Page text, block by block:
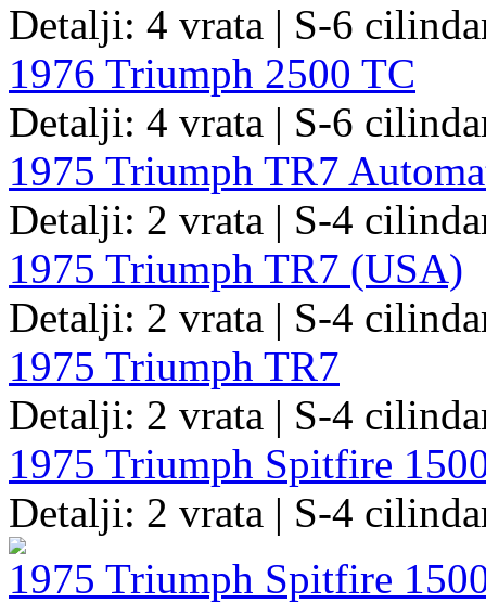
Detalji: 4 vrata | S-6
1976 Triumph 2500 TC
Detalji: 4 vrata | S-6
1975 Triumph TR7
Detalji: 2 vrata | S-4
1975 Triumph TR7 (USA)
Detalji: 2 vrata | S-4
1975 Triumph TR7
Detalji: 2 vrata | S-4
1975 Triumph Spitfire
Detalji: 2 vrata | S-4
1975 Triumph Spitfire